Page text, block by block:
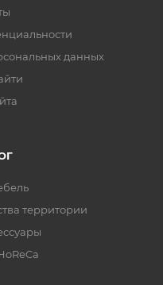
данных
территории